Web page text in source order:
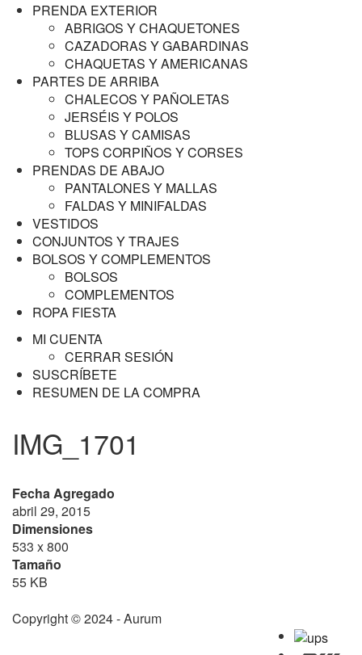
PRENDA EXTERIOR
ABRIGOS Y CHAQUETONES
CAZADORAS Y GABARDINAS
CHAQUETAS Y AMERICANAS
PARTES DE ARRIBA
CHALECOS Y PAÑOLETAS
JERSÉIS Y POLOS
BLUSAS Y CAMISAS
TOPS CORPIÑOS Y CORSES
PRENDAS DE ABAJO
PANTALONES Y MALLAS
FALDAS Y MINIFALDAS
VESTIDOS
CONJUNTOS Y TRAJES
BOLSOS Y COMPLEMENTOS
BOLSOS
COMPLEMENTOS
ROPA FIESTA
MI CUENTA
CERRAR SESIÓN
SUSCRÍBETE
RESUMEN DE LA COMPRA
IMG_1701
Fecha Agregado
abril 29, 2015
Dimensiones
533 x 800
Tamaño
55 KB
Copyright © 2024 - Aurum